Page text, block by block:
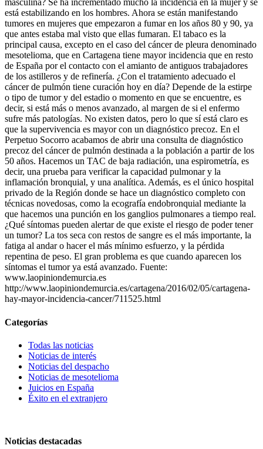
masculina? Se ha incrementado mucho la incidencia en la mujer y se
está estabilizando en los hombres. Ahora se están manifestando
tumores en mujeres que empezaron a fumar en los años 80 y 90, ya
que antes estaba mal visto que ellas fumaran. El tabaco es la
principal causa, excepto en el caso del cáncer de pleura denominado
mesotelioma, que en Cartagena tiene mayor incidencia que en resto
de España por el contacto con el amianto de antiguos trabajadores
de los astilleros y de refinería. ¿Con el tratamiento adecuado el
cáncer de pulmón tiene curación hoy en día? Depende de la estirpe
o tipo de tumor y del estadio o momento en que se encuentre, es
decir, si está más o menos avanzado, al margen de si el enfermo
sufre más patologías. No existen datos, pero lo que sí está claro es
que la supervivencia es mayor con un diagnóstico precoz. En el
Perpetuo Socorro acabamos de abrir una consulta de diagnóstico
precoz del cáncer de pulmón destinada a la población a partir de los
50 años. Hacemos un TAC de baja radiación, una espirometría, es
decir, una prueba para verificar la capacidad pulmonar y la
inflamación bronquial, y una analítica. Además, es el único hospital
privado de la Región donde se hace un diagnóstico completo con
técnicas novedosas, como la ecografía endobronquial mediante la
que hacemos una punción en los ganglios pulmonares a tiempo real.
¿Qué síntomas pueden alertar de que existe el riesgo de poder tener
un tumor? La tos seca con restos de sangre es el más importante, la
fatiga al andar o hacer el más mínimo esfuerzo, y la pérdida
repentina de peso. El gran problema es que cuando aparecen los
síntomas el tumor ya está avanzado. Fuente:
www.laopiniondemurcia.es
http://www.laopiniondemurcia.es/cartagena/2016/02/05/cartagena-
hay-mayor-incidencia-cancer/711525.html
Categorías
Todas las noticias
Noticias de interés
Noticias del despacho
Noticias de mesotelioma
Juicios en España
Éxito en el extranjero
Noticias destacadas